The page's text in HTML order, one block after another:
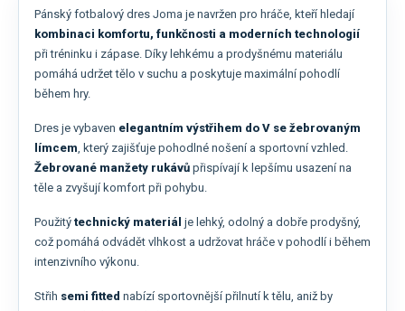
Pánský fotbalový dres Joma je navržen pro hráče, kteří hledají
kombinaci komfortu, funkčnosti a moderních technologií
při tréninku i zápase. Díky lehkému a prodyšnému materiálu
pomáhá udržet tělo v suchu a poskytuje maximální pohodlí
během hry.
Dres je vybaven elegantním výstřihem do V se žebrovaným
límcem, který zajišťuje pohodlné nošení a sportovní vzhled.
Žebrované manžety rukávů přispívají k lepšímu usazení na
těle a zvyšují komfort při pohybu.
Použitý technický materiál je lehký, odolný a dobře prodyšný,
což pomáhá odvádět vlhkost a udržovat hráče v pohodlí i během
intenzivního výkonu.
Střih semi fitted nabízí sportovnější přilnutí k tělu, aniž by